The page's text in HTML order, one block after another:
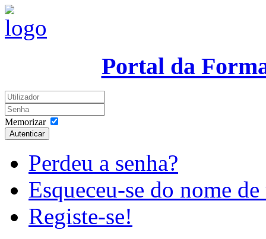
Portal da
Memorizar
Autenticar
Perdeu a senha?
Esqueceu-se do nome
Registe-se!